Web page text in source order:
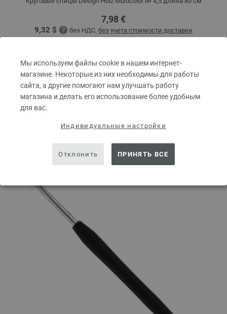
Мы используем файлы cookie в нашем интернет-
магазине. Некоторые из них необходимы для работы
сайта, а другие помогают нам улучшать работу
магазина и делать его использование более удобным
для вас.
Индивидуальные настройки
Отклонить ПРИНЯТЬ ВСЕ
7,98 €
9,32 $ без НДС, без учета стоимости доставки
В КОРЗИНУ
Добавить в избранное